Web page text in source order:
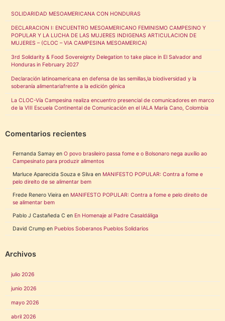
SOLIDARIDAD MESOAMERICANA CON HONDURAS
DECLARACION I: ENCUENTRO MESOAMERICANO FEMINISMO CAMPESINO Y
POPULAR Y LA LUCHA DE LAS MUJERES INDIGENAS ARTICULACION DE
MUJERES – (CLOC – VIA CAMPESINA MESOAMERICA)
3rd Solidarity & Food Sovereignty Delegation to take place in El Salvador and
Honduras in February 2027
Declaración latinoamericana en defensa de las semillas,la biodiversidad y la
soberanía alimentariafrente a la edición génica
La CLOC-Vía Campesina realiza encuentro presencial de comunicadores en marco
de la VIII Escuela Continental de Comunicación en el IALA María Cano, Colombia
Comentarios recientes
Fernanda Samay en O povo brasileiro passa fome e o Bolsonaro nega auxílio ao
Campesinato para produzir alimentos
Marluce Aparecida Souza e Silva en MANIFESTO POPULAR: Contra a fome e
pelo direito de se alimentar bem
Frede Renero Vieira en MANIFESTO POPULAR: Contra a fome e pelo direito de
se alimentar bem
Pablo J Castañeda C en En Homenaje al Padre Casaldáliga
David Crump en Pueblos Soberanos Pueblos Solidarios
Archivos
julio 2026
junio 2026
mayo 2026
abril 2026